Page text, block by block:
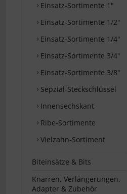
Einsatz-Sortimente 1"
Einsatz-Sortimente 1/2"
Einsatz-Sortimente 1/4"
Einsatz-Sortimente 3/4"
Einsatz-Sortimente 3/8"
Sepzial-Steckschlüssel
Innensechskant
Ribe-Sortimente
Vielzahn-Sortiment
Biteinsätze & Bits
Knarren, Verlängerungen,
Adapter & Zubehör